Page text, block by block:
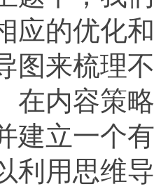
应的优化
图来梳理
在内容策
建立一个
利用思维